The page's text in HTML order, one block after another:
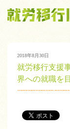
2018年8月30日
就労移行支援
界への就職を